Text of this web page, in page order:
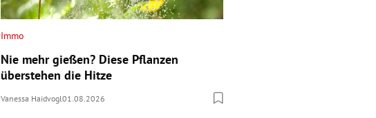
Immo
Nie mehr gießen? Diese Pflanzen
überstehen die Hitze
Vanessa Haidvogl01.08.2026